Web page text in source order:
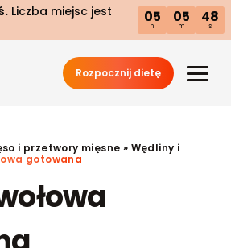
Liczba miejsc jest
05
h
05
m
47
s
Rozpocznij dietę
i przetwory mięsne » Wędliny i
gotowana